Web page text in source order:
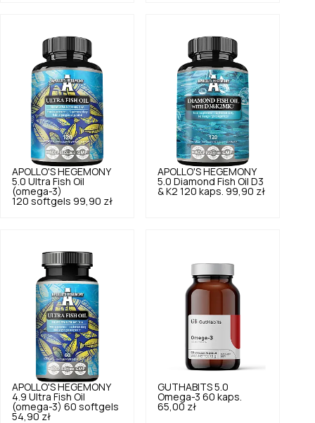
APOLLO'S HEGEMONY
5.0 Ultra Fish Oil
(omega-3)
120 softgels 99,90 zł
APOLLO'S HEGEMONY
5.0 Diamond Fish Oil D3
& K2 120 kaps. 99,90 zł
APOLLO'S HEGEMONY
4.9 Ultra Fish Oil
(omega-3) 60 softgels
54,90 zł
GUTHABITS 5.0
Omega-3 60 kaps.
65,00 zł